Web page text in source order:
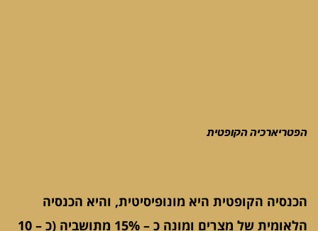
הפטריארכיה הקופטית
הכנסיה הקופטית היא מונופיסיטית, והיא הכנסיה
הלאומית של מצרים ומונה כ – 15% מתושביה (כ – 10